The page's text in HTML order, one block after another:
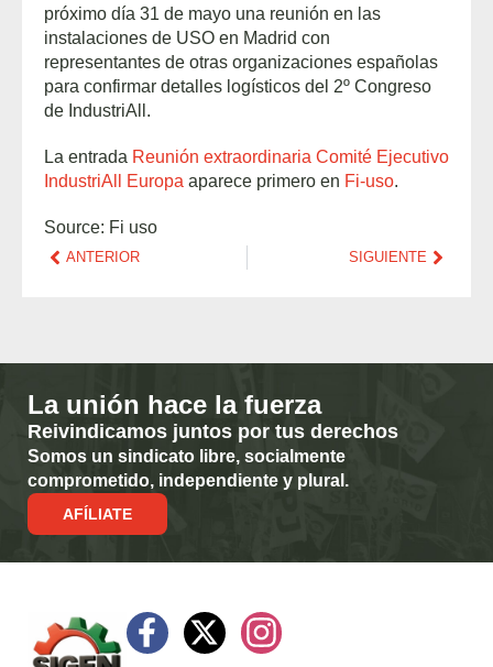
próximo día 31 de mayo una reunión en las
instalaciones de USO en Madrid con
representantes de otras organizaciones españolas
para confirmar detalles logísticos del 2º Congreso
de IndustriAll.
La entrada Reunión extraordinaria Comité Ejecutivo
IndustriAll Europa aparece primero en Fi-uso.
Source: Fi uso
ANTERIOR SIGUIENTE
La unión hace la fuerza
Reivindicamos juntos por tus derechos
Somos un sindicato libre, socialmente
comprometido, independiente y plural.
AFÍLIATE